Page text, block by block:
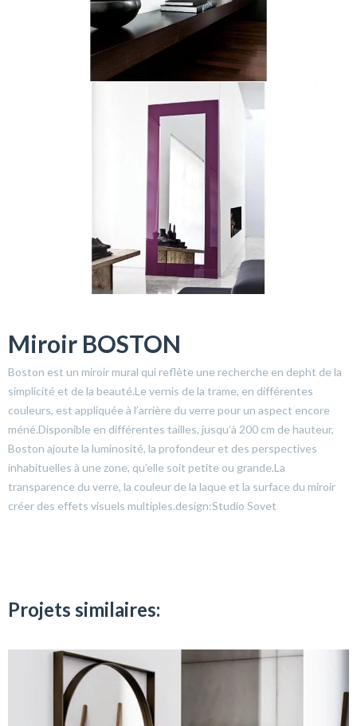
Miroir BOSTON
Boston est un miroir mural qui reflète une recherche en depht de la
simplicité et de la beauté.Le vernis de la trame, en différentes
couleurs, est appliquée à l’arrière du verre pour un aspect encore
méné.Disponible en différentes tailles, jusqu’à 200 cm de hauteur,
Boston ajoute la luminosité, la profondeur et des perspectives
inhabituelles à une zone, qu’elle soit petite ou grande.La
transparence du verre, la couleur de la laque et la surface du miroir
créer des effets visuels multiples.design:Studio Sovet
Projets similaires: